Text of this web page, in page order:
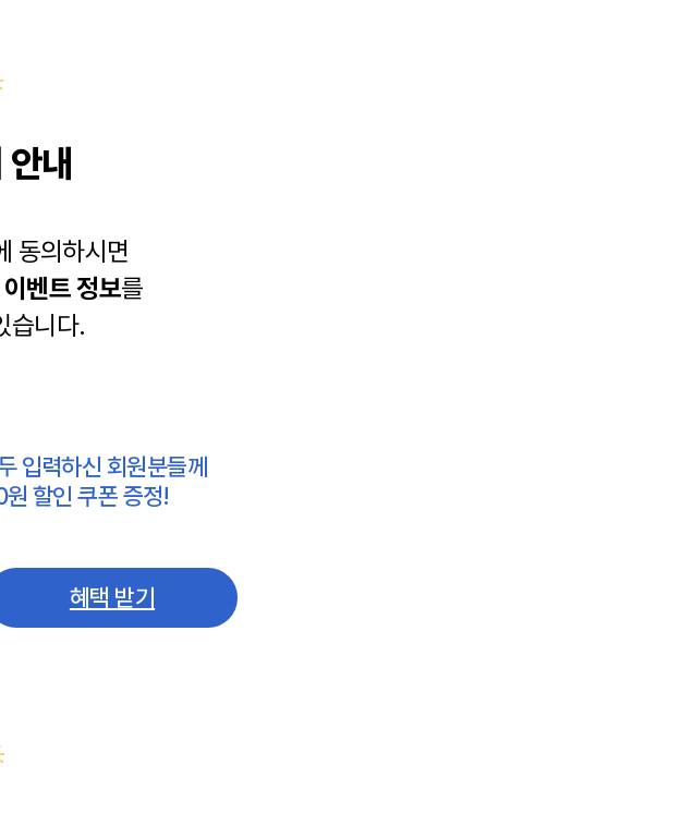
내
동의하시면
이벤트 정보를
습니다.
입력하신 회원분들께
할인 쿠폰 증정!
혜택 받기